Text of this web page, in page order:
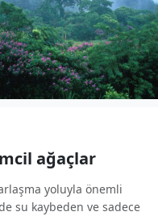
ağaçlar
yoluyla önemli
su kaybeden ve sadece